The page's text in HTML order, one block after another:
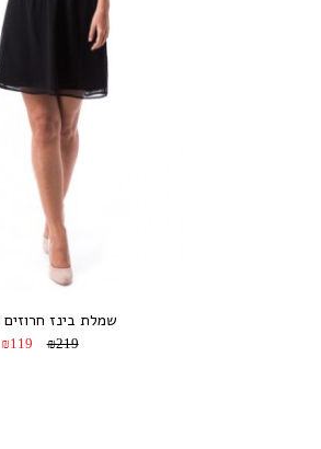
שמלת בינז חרוזים 34,36
₪219
₪119